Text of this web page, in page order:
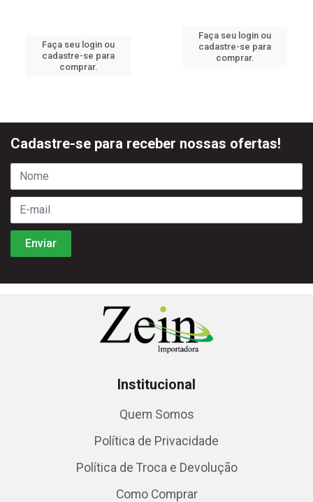
Faça seu login ou
cadastre-se para
comprar.
Faça seu login ou
cadastre-se para
comprar.
Cadastre-se para receber nossas ofertas!
Institucional
Quem Somos
Política de Privacidade
Política de Troca e Devolução
Como Comprar